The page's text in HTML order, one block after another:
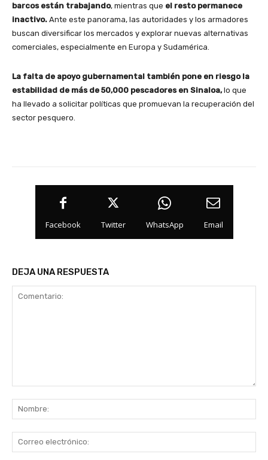
barcos están trabajando, mientras que el resto permanece
inactivo. Ante este panorama, las autoridades y los armadores
buscan diversificar los mercados y explorar nuevas alternativas
comerciales, especialmente en Europa y Sudamérica.
La falta de apoyo gubernamental también pone en riesgo la
estabilidad de más de 50,000 pescadores en Sinaloa,lo que
ha llevado a solicitar políticas que promuevan la recuperación del
sector pesquero.
Facebook Twitter WhatsApp Email
DEJA UNA RESPUESTA